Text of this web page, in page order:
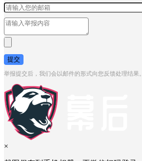
提交
举报提交后，我们会以邮件的形式向您反馈处理结果。
×